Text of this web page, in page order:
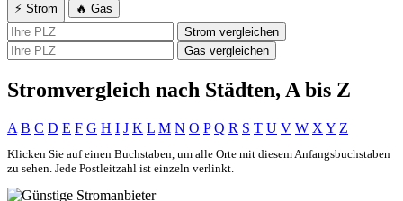
⚡ Strom
🔥 Gas
Strom vergleichen
Gas vergleichen
Stromvergleich nach Städten, A bis Z
A B C D E F G H I J K L M N O P Q R S T U V W X Y Z
Klicken Sie auf einen Buchstaben, um alle Orte mit diesem Anfangsbuchstaben
zu sehen. Jede Postleitzahl ist einzeln verlinkt.